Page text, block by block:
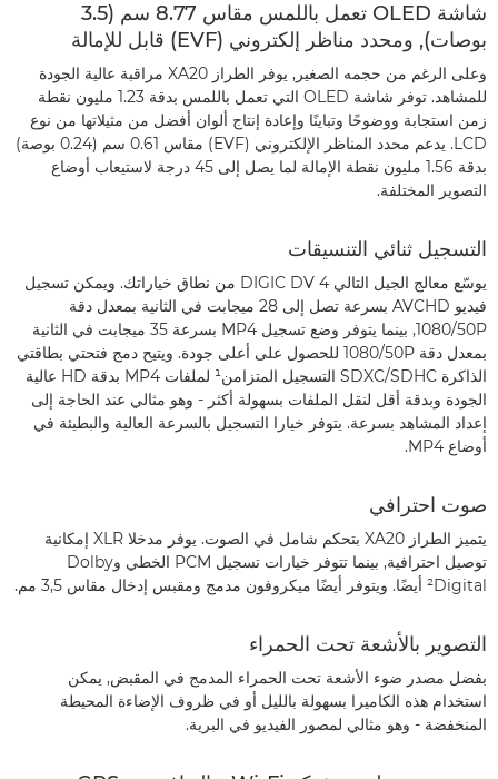
شاشة OLED تعمل باللمس مقاس 8.77 سم (3.5
بوصات), ومحدد مناظر إلكتروني (EVF) قابل للإمالة
وعلى الرغم من حجمه الصغير, يوفر الطراز XA20 مراقبة عالية الجودة
للمشاهد. توفر شاشة OLED التي تعمل باللمس بدقة 1.23 مليون نقطة
زمن استجابة ووضوحًا وتباينًا وإعادة إنتاج ألوان أفضل من مثيلاتها من نوع
LCD. يدعم محدد المناظر الإلكتروني (EVF)‏ مقاس 0.61 سم (0.24 بوصة)
بدقة 1.56 مليون نقطة الإمالة لما يصل إلى 45 درجة لاستيعاب أوضاع
التصوير المختلفة.
التسجيل ثنائي التنسيقات
يوسّع معالج الجيل التالي DIGIC DV 4 من نطاق خياراتك. ويمكن تسجيل
فيديو AVCHD بسرعة تصل إلى 28 ميجابت في الثانية بمعدل دقة
1080/50P, بينما يتوفر وضع تسجيل MP4 بسرعة ‏35 ميجابت في الثانية
بمعدل دقة 1080/50P للحصول على أعلى جودة. ويتيح دمج فتحتي بطاقتي
الذاكرة SDXC/SDHC التسجيل المتزامن¹ لملفات MP4 بدقة HD عالية
الجودة وبدقة أقل لنقل الملفات بسهولة أكثر - وهو مثالي عند الحاجة إلى
إعداد المشاهد بسرعة. يتوفر خيارا التسجيل بالسرعة العالية والبطيئة في
أوضاع MP4.
صوت احترافي
يتميز الطراز XA20 بتحكم شامل في الصوت. يوفر مدخلا XLR إمكانية
توصيل احترافية, بينما تتوفر خيارات تسجيل PCM الخطي وDolby
Digital‏² أيضًا. ويتوفر أيضًا ميكروفون مدمج ومقبس إدخال مقاس 3,5 مم.
التصوير بالأشعة تحت الحمراء
بفضل مصدر ضوء الأشعة تحت الحمراء المدمج في المقبض, يمكن
استخدام هذه الكاميرا بسهولة بالليل أو في ظروف الإضاءة المحيطة
المنخفضة - وهو مثالي لمصور الفيديو في البرية.